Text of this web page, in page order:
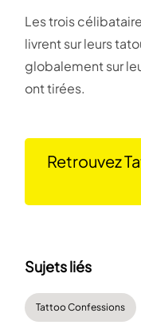
Les trois
livrent sur leurs
globalement sur
ont tirées.
Retrouvez
Sujets liés
Tattoo Confessions